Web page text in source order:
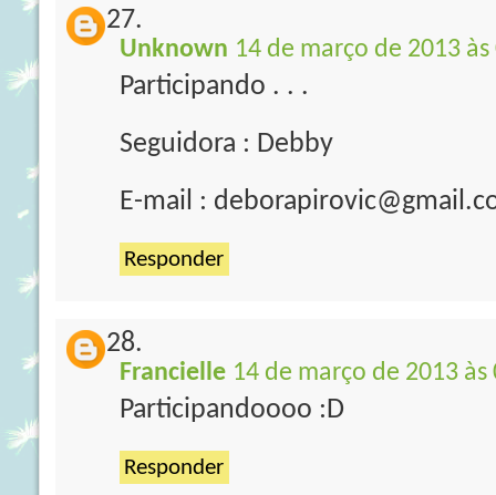
Unknown 14 de março de 2013 às
Participando . . .
Seguidora : Debby
E-mail :
Responder
Francielle 14 de março de 2013 às
Participandoooo :D
Responder